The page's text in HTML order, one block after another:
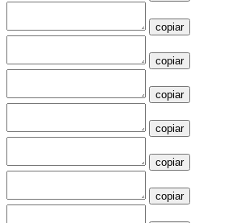
copiar
copiar
copiar
copiar
copiar
copiar